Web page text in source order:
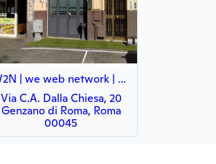
W2N | we web network | COWORKING
Via C.A. Dalla Chiesa, 20
Genzano di Roma, Roma
00045